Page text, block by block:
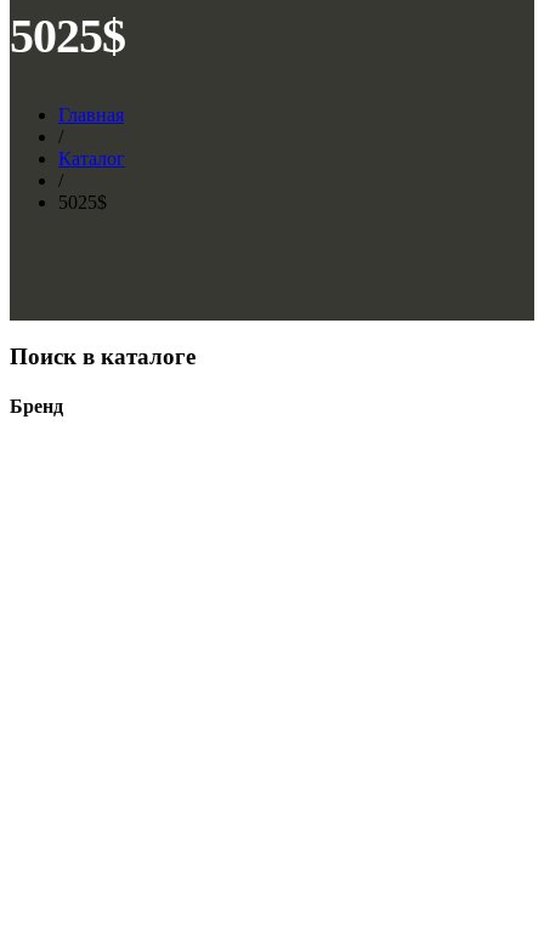
5025$
Главная
/
Каталог
/
5025$
Поиск в каталоге
Бренд